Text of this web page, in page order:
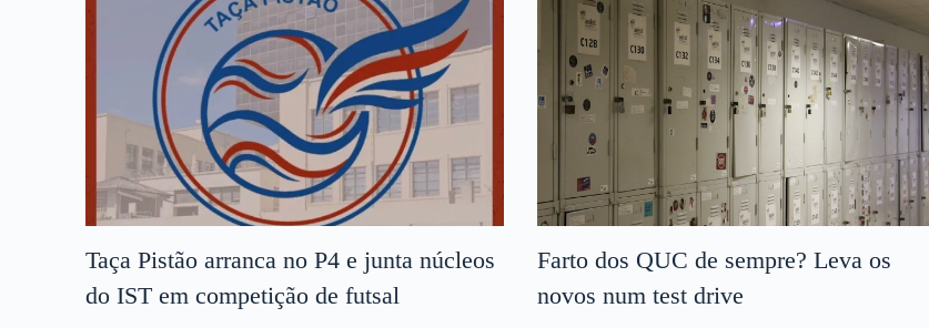
Taça Pistão arranca no P4 e junta núcleos
do IST em competição de futsal
Farto dos QUC de sempre? Leva os
novos num test drive